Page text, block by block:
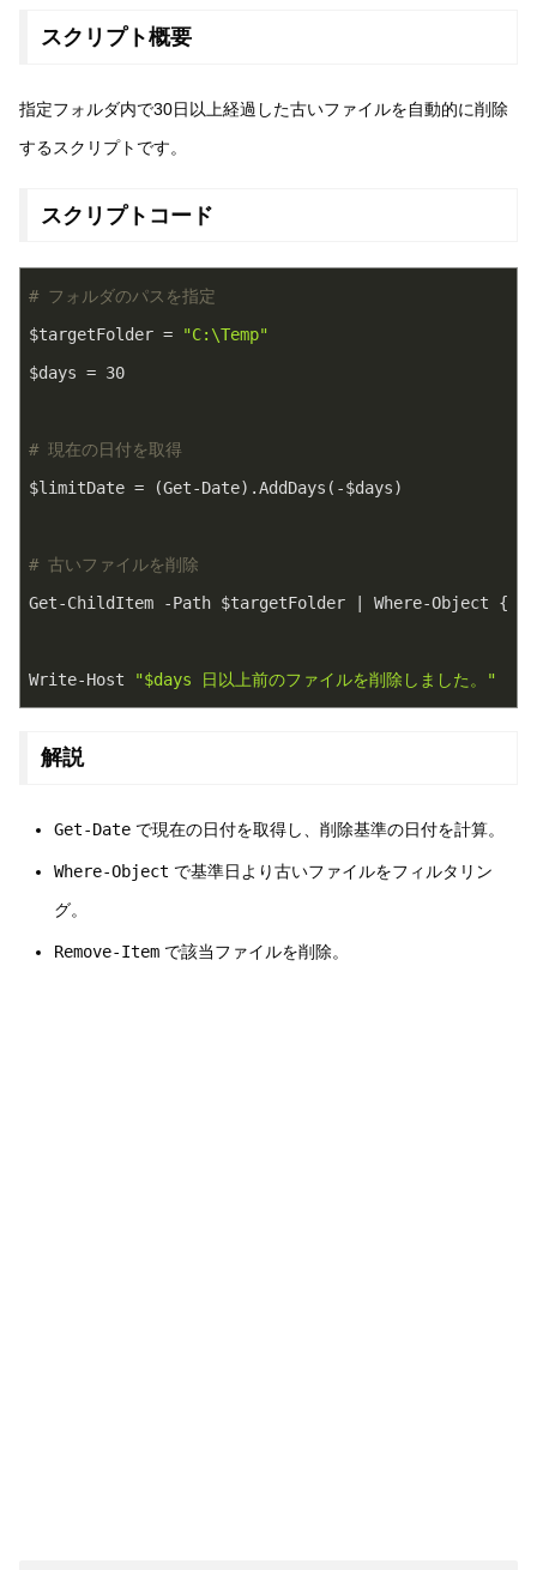
スクリプト概要
指定フォルダ内で30日以上経過した古いファイルを自動的に削除
するスクリプトです。
スクリプトコード
# フォルダのパスを指定
$targetFolder =
"C:\Temp"
$days = 30
# 現在の日付を取得
$limitDate = (Get-Date).AddDays(-$days)
# 古いファイルを削除
Get-ChildItem -Path $targetFolder | Where-Object {
Write-Host "$days 日以上前のファイルを削除しました。"
解説
Get-Dateで現在の日付を取得し、削除基準の日付を計算。
Where-Object で基準日より古いファイルをフィルタリン
グ。
Remove-Itemで該当ファイルを削除。